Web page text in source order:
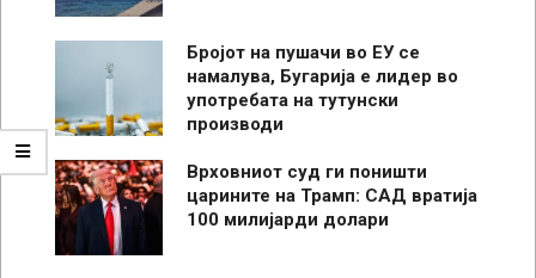
Бројот на пушачи во ЕУ се
намалува, Бугарија е лидер во
употребата на тутунски
производи
Врховниот суд ги поништи
царините на Трамп: САД вратија
100 милијарди долари